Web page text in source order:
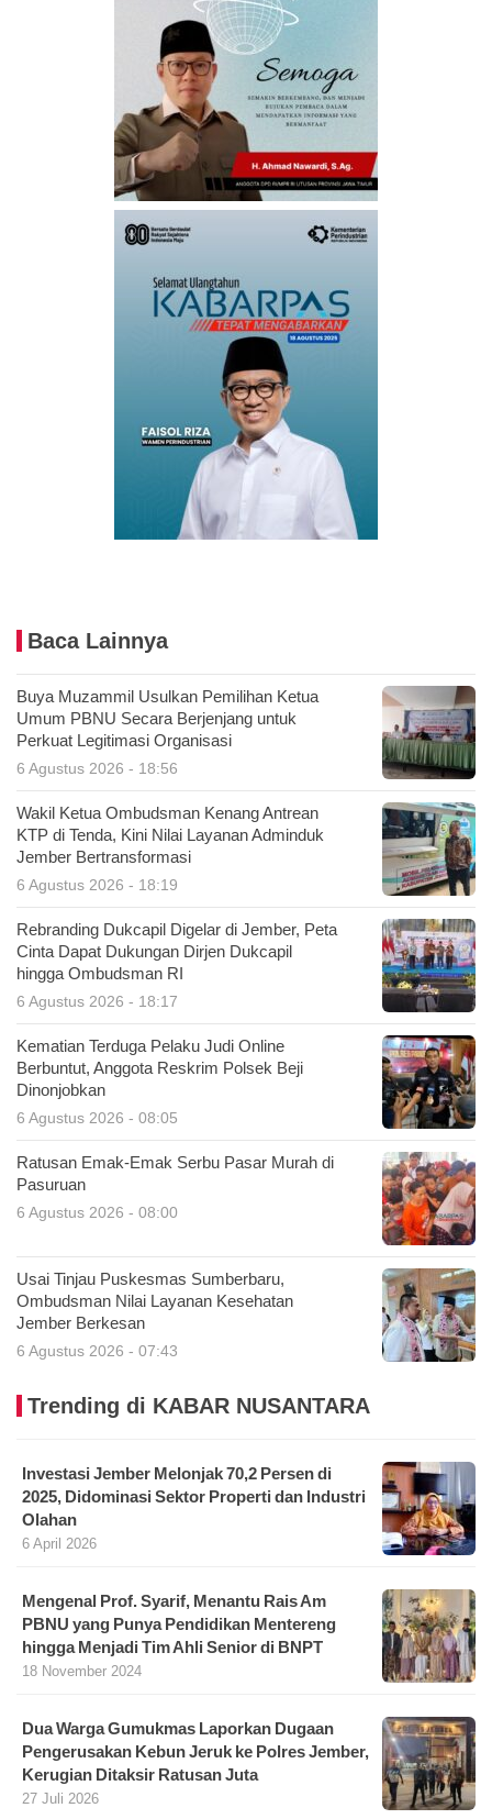
Baca Lainnya
Buya Muzammil Usulkan Pemilihan Ketua
Umum PBNU Secara Berjenjang untuk
Perkuat Legitimasi Organisasi
6 Agustus 2026 - 18:56
Wakil Ketua Ombudsman Kenang Antrean
KTP di Tenda, Kini Nilai Layanan Adminduk
Jember Bertransformasi
6 Agustus 2026 - 18:19
Rebranding Dukcapil Digelar di Jember, Peta
Cinta Dapat Dukungan Dirjen Dukcapil
hingga Ombudsman RI
6 Agustus 2026 - 18:17
Kematian Terduga Pelaku Judi Online
Berbuntut, Anggota Reskrim Polsek Beji
Dinonjobkan
6 Agustus 2026 - 08:05
Ratusan Emak-Emak Serbu Pasar Murah di
Pasuruan
6 Agustus 2026 - 08:00
Usai Tinjau Puskesmas Sumberbaru,
Ombudsman Nilai Layanan Kesehatan
Jember Berkesan
6 Agustus 2026 - 07:43
Trending di KABAR NUSANTARA
Investasi Jember Melonjak 70,2 Persen di
2025, Didominasi Sektor Properti dan Industri
Olahan
6 April 2026
Mengenal Prof. Syarif, Menantu Rais Am
PBNU yang Punya Pendidikan Mentereng
hingga Menjadi Tim Ahli Senior di BNPT
18 November 2024
Dua Warga Gumukmas Laporkan Dugaan
Pengerusakan Kebun Jeruk ke Polres Jember,
Kerugian Ditaksir Ratusan Juta
27 Juli 2026